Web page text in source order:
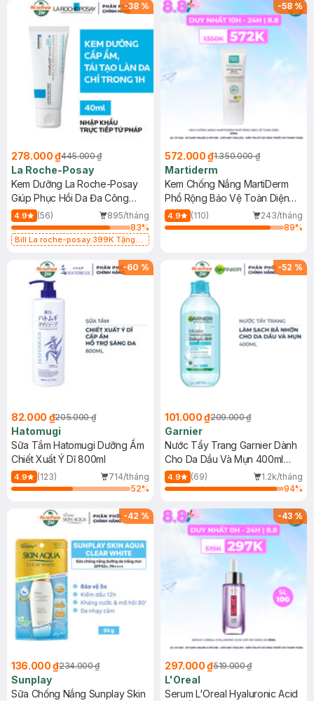
-38 %
278.000 ₫445.000 ₫
La Roche-Posay
Kem Dưỡng La Roche-Posay
Giúp Phục Hồi Da Đa Công
Dụng 40ml
4.9 (56)
895/tháng
83%
Bill La roche-posay 399K Tặng
(SL có hạn)
-58%
572.000 ₫1.350.000 ₫
Martiderm
Kem Chống Nắng MartiDerm
Phổ Rộng Bảo Vệ Toàn Diện
40ml
4.9 (110)
243/tháng
89%
-60 %
82.000 ₫205.000 ₫
Hatomugi
Sữa Tắm Hatomugi Dưỡng Ẩm
Chiết Xuất Ý Dĩ 800ml
4.9 (123)
714/tháng
52%
-52 %
101.000 ₫209.000 ₫
Garnier
Nước Tẩy Trang Garnier Dành
Cho Da Dầu Và Mụn 400ml
(Mới)
4.9 (69)
1.2k/tháng
94%
-42 %
136.000 ₫234.000 ₫
Sunplay
Sữa Chống Nắng Sunplay Skin
-43%
297.000 ₫519.000 ₫
L'Oreal
Serum L'Oreal Hyaluronic Acid